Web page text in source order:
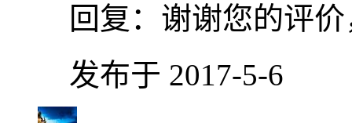
回复： 谢谢您的评
发布于 2017-5-6